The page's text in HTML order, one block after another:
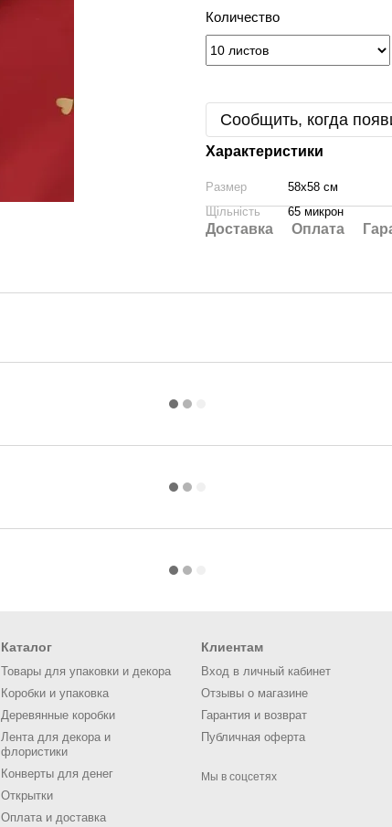
Количество
Сообщить, когда
Характеристики
Размер
58х58 см
Щільність
65 микрон
Доставка Оплата
Каталог
Товары для упаковки и декора
Коробки и упаковка
Деревянные коробки
Лента для декора и
флористики
Конверты для денег
Открытки
Оплата и доставка
Клиентам
Вход в личный кабинет
Отзывы о магазине
Гарантия и возврат
Публичная оферта
Мы в соцсетях